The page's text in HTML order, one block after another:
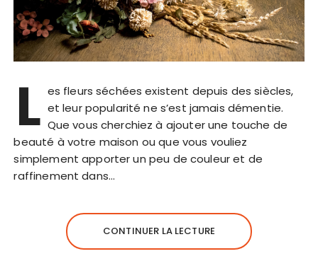
L es fleurs séchées existent depuis des siècles,
et leur popularité ne s’est jamais démentie.
Que vous cherchiez à ajouter une touche de
beauté à votre maison ou que vous vouliez
simplement apporter un peu de couleur et de
raffinement dans…
CONTINUER LA LECTURE